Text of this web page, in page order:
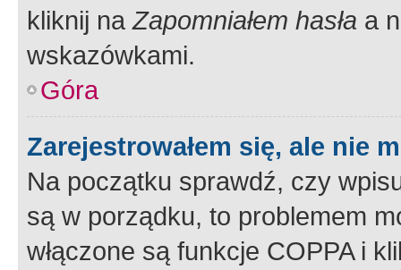
kliknij naZapomniałem hasła a
wskazówkami.
Góra
Zarejestrowałem się, ale nie
Na początku sprawdź, czy
są w porządku, to problemem
włączone są funkcje COPPA i